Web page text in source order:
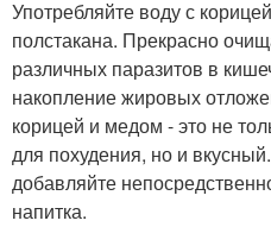
Употребляйте воду с
полстакана. Прекрасно
различных паразитов в
накопление жировых
корицей и медом - это не
для похудения, но и
добавляйте
напитка.